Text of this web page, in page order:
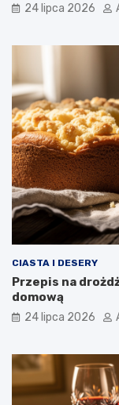
24 lipca 2026
CIASTA I DESERY
Przepis na
domową
24 lipca 2026